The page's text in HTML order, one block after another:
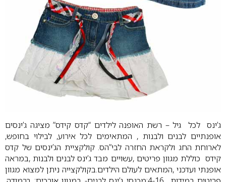
ג’ינס לכל גיל – רשת האופנה לילדים “קדס קידס” מציגה ג’ינסים
אופנתיים לבנים ולבנות , המתאימים לכל אירוע, לבילוי בחופש,
לארוחת החג ולקראת החזרה לבי”הס. קולקציית הג’ינסים של קדס
קידס כוללת מגוון פריטים ,עשויים מבד ג’ינס לבניםולבנות ,במראה
אופנתי ועדכני ,המתאים לעולם הילדים.בקולקצייה ניתן למצוא מגוון